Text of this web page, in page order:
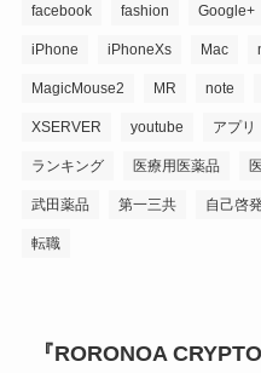
facebook fashion Google+
iPhone iPhoneXs Mac
MagicMouse2 MR note
XSERVER youtube アプリ
ランキング 医療用医薬品
武田薬品 第一三共 自己啓発
転職
『RORONOA